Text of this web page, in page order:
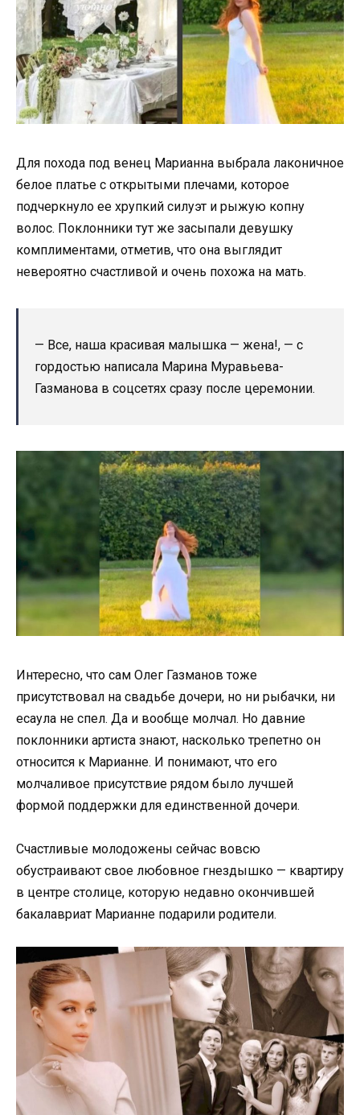
Для похода под венец Марианна выбрала лаконичное
белое платье с открытыми плечами, которое
подчеркнуло ее хрупкий силуэт и рыжую копну
волос. Поклонники тут же засыпали девушку
комплиментами, отметив, что она выглядит
невероятно счастливой и очень похожа на мать.
— Все, наша красивая малышка — жена!, — с
гордостью написала Марина Муравьева-
Газманова в соцсетях сразу после церемонии.
Интересно, что сам Олег Газманов тоже
присутствовал на свадьбе дочери, но ни рыбачки, ни
есаула не спел. Да и вообще молчал. Но давние
поклонники артиста знают, насколько трепетно он
относится к Марианне. И понимают, что его
молчаливое присутствие рядом было лучшей
формой поддержки для единственной дочери.
Счастливые молодожены сейчас вовсю
обустраивают свое любовное гнездышко — квартиру
в центре столице, которую недавно окончившей
бакалавриат Марианне подарили родители.